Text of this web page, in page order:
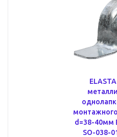
d=38-40мм
SO-038-